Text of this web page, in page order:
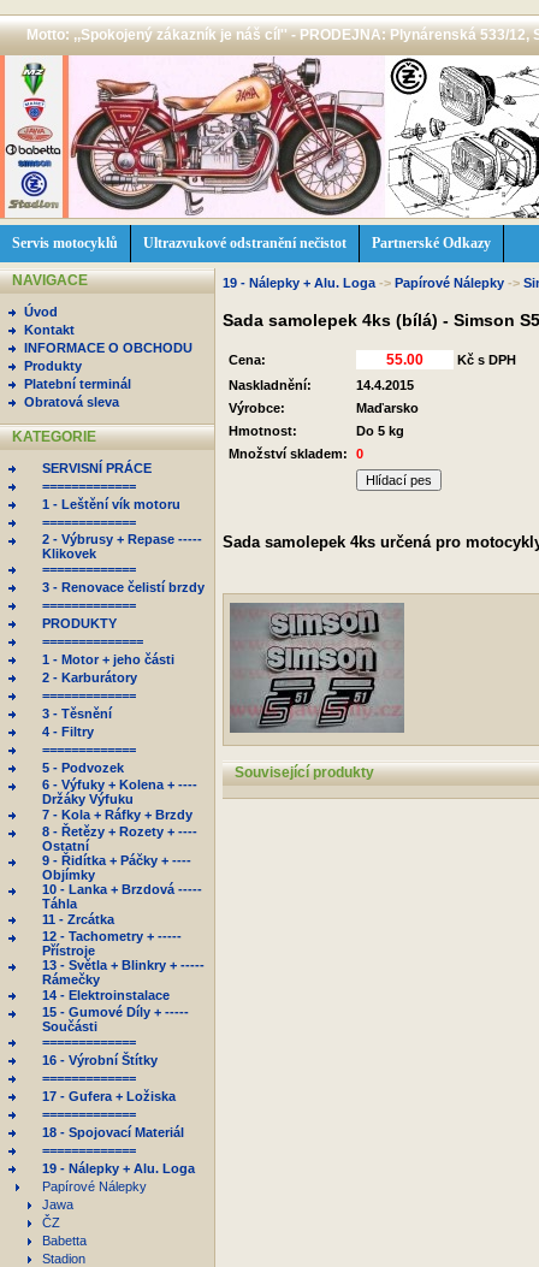
Motto: ,,Spokojený zákazník je náš cíl'' - PRODEJNA: Plynárenská 533/12,
Servis motocyklů Ultrazvukové odstranění nečistot Partnerské Odkazy
NAVIGACE
Úvod
Kontakt
INFORMACE O OBCHODU
Produkty
Platební terminál
Obratová sleva
KATEGORIE
SERVISNÍ PRÁCE
=============
1 - Leštění vík motoru
=============
2 - Výbrusy + Repase -----
Klikovek
=============
3 - Renovace čelistí brzdy
=============
PRODUKTY
==============
1 - Motor + jeho části
2 - Karburátory
=============
3 - Těsnění
4 - Filtry
=============
5 - Podvozek
6 - Výfuky + Kolena + ----
Držáky Výfuku
7 - Kola + Ráfky + Brzdy
8 - Řetězy + Rozety + ----
Ostatní
9 - Řidítka + Páčky + ----
Objímky
10 - Lanka + Brzdová -----
Táhla
11 - Zrcátka
12 - Tachometry + -----
Přístroje
13 - Světla + Blinkry + -----
Rámečky
14 - Elektroinstalace
15 - Gumové Díly + -----
Součásti
=============
16 - Výrobní Štítky
=============
17 - Gufera + Ložiska
=============
18 - Spojovací Materiál
=============
19 - Nálepky + Alu. Loga
Papírové Nálepky
Jawa
ČZ
Babetta
Stadion
19 - Nálepky + Alu. Loga -> Papírové Nálepky ->
Sada samolepek 4ks (bílá) - Simson
Cena:
Kč s DPH
Naskladnění:
14.4.2015
Výrobce:
Maďarsko
Hmotnost:
Do 5 kg
Množství skladem:
0
Hlídací pes
Sada samolepek 4ks určená pro
Související produkty